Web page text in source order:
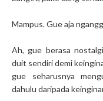
Mampus. Gue aja
Ah, gue berasa
duit sendiri demi
gue seharusnya
dahulu daripada